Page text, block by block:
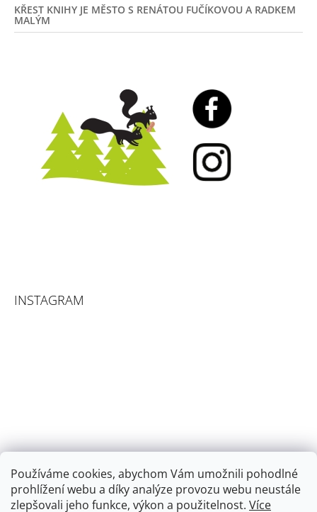
Používáme cookies, abychom Vám umožnili pohodlné
prohlížení webu a díky analýze provozu webu neustále
zlepšovali jeho funkce, výkon a použitelnost. Více
KŘEST KNIHY JE MĚSTO S RENÁTOU FUČÍKOVOU A RADKEM
MALÝM
INSTAGRAM